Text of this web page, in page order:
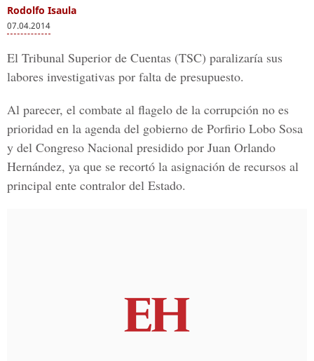
Rodolfo Isaula
07.04.2014
El Tribunal Superior de Cuentas (TSC) paralizaría sus
labores investigativas por falta de presupuesto.
Al parecer, el combate al flagelo de la corrupción no es
prioridad en la agenda del gobierno de Porfirio Lobo Sosa
y del Congreso Nacional presidido por Juan Orlando
Hernández, ya que se recortó la asignación de recursos al
principal ente contralor del Estado.